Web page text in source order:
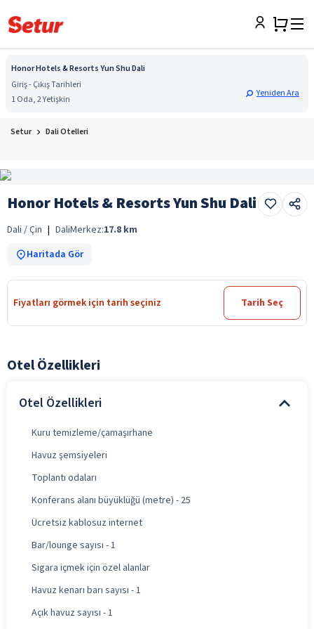
Honor Hotels & Resorts Yun Shu Dali
Giriş - Çıkış Tarihleri
1 Oda, 2 Yetişkin
Yeniden Ara
Setur Dali Otelleri
Honor Hotels & Resorts Yun Shu Dali
Dali / Çin | DaliMerkez:17.8 km
Haritada Gör
Fiyatları görmek için tarih seçiniz Tarih Seç
Otel Özellikleri
Otel Özellikleri
Kuru temizleme/çamaşırhane
Havuz şemsiyeleri
Toplantı odaları
Konferans alanı büyüklüğü (metre) - 25
Ücretsiz kablosuz internet
Bar/lounge sayısı - 1
Sigara içmek için özel alanlar
Havuz kenarı barı sayısı - 1
Açık havuz sayısı - 1